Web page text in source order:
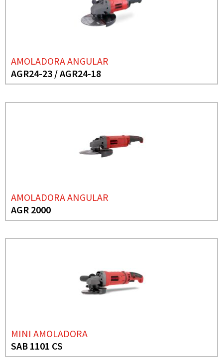
AMOLADORA ANGULAR
AGR24-23 / AGR24-18
AMOLADORA ANGULAR
AGR 2000
MINI AMOLADORA
SAB 1101 CS